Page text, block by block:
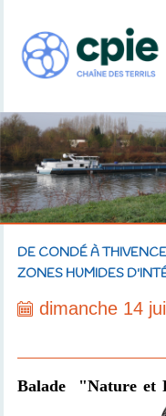
DE CONDÉ À
ZONES HUMIDES
dimanche 14
Balade "Nature et